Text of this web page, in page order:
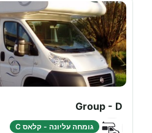
Group - D
גומחה עליונה - קלאס C